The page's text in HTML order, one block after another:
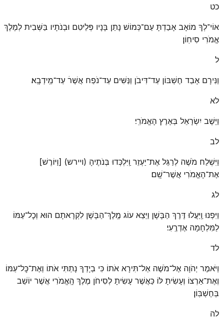
כט
אוֹי־לְךָ מוֹאָב אָבַדְתָּ עַם־כְּמוֹשׁ נָתַן בָּנָיו פְּלֵיטִם וּבְנֹתָיו בַּשְּׁבִית לְמֶלֶךְ
אֱמֹרִי סִיחֽוֹן׃
ל
וַנִּירָם אָבַד חֶשְׁבּוֹן עַד־דִּיבֹן וַנַּשִּׁים עַד־נֹפַח אֲשֶׁרׄ עַד־מֵֽידְבָֽא׃
לא
וַיֵּשֶׁב יִשְׂרָאֵל בְּאֶרֶץ הָאֱמֹרִֽי׃
לב
וַיִּשְׁלַח מֹשֶׁה לְרַגֵּל אֶת־יַעְזֵר וַֽיִּלְכְּדוּ בְּנֹתֶיהָ (ויירש) [וַיּוֹרֶשׁ]
אֶת־הָאֱמֹרִי אֲשֶׁר־שָֽׁם׃
לג
וַיִּפְנוּ וַֽיַּעֲלוּ דֶּרֶךְ הַבָּשָׁן וַיֵּצֵא עוֹג מֶֽלֶךְ־הַבָּשָׁן לִקְרָאתָם הוּא וְכׇל־עַמּוֹ
לַמִּלְחָמָה אֶדְרֶֽעִי׃
לד
וַיֹּאמֶר יְהֹוָה אֶל־מֹשֶׁה אַל־תִּירָא אֹתוֹ כִּי בְיָדְךָ נָתַתִּי אֹתוֹ וְאֶת־כׇּל־עַמּוֹ
וְאֶת־אַרְצוֹ וְעָשִׂיתָ לּוֹ כַּאֲשֶׁר עָשִׂיתָ לְסִיחֹן מֶלֶךְ הָֽאֱמֹרִי אֲשֶׁר יוֹשֵׁב
בְּחֶשְׁבּֽוֹן׃
לה